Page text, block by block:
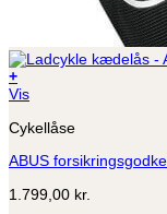
+
Vis
Cykellåse
ABUS
1.799,00 kr.